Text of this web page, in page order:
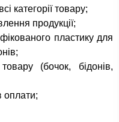
категорії товару;
продукції;
пластику для
(бочок, бідонів,
оплати;